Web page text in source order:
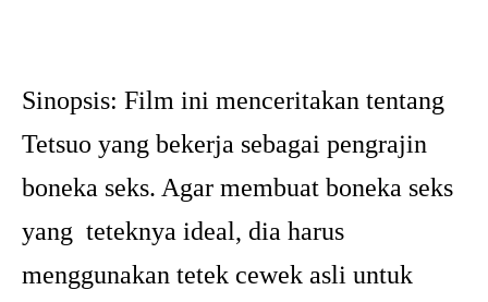
Sinopsis: Film ini menceritakan tentang
Tetsuo yang bekerja sebagai pengrajin
boneka seks. Agar membuat boneka seks
yang teteknya ideal, dia harus
menggunakan tetek cewek asli untuk